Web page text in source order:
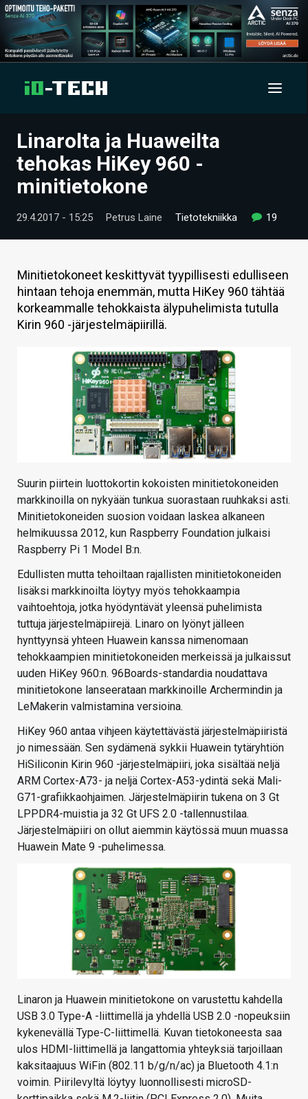
UUTISET
ARTIKKELIT
VIDEOT
TECHBBS
TIETOA
HINTA.FI
KAUPPA
VAIHDA TEEMA
Linarolta ja Huaweilta
tehokas HiKey 960 -
minitietokone
29.4.2017 - 15:25 Petrus Laine Tietotekniikka 19
Minitietokoneet keskittyvät tyypillisesti edulliseen
hintaan tehoja enemmän, mutta HiKey 960 tähtää
korkeammalle tehokkaista älypuhelimista tutulla
Kirin 960 -järjestelmäpiirillä.
Suurin piirtein luottokortin kokoisten minitietokoneiden
markkinoilla on nykyään tunkua suorastaan ruuhkaksi asti.
Minitietokoneiden suosion voidaan laskea alkaneen
helmikuussa 2012, kun Raspberry Foundation julkaisi
Raspberry Pi 1 Model B:n.
Edullisten mutta tehoiltaan rajallisten minitietokoneiden
lisäksi markkinoilta löytyy myös tehokkaampia
vaihtoehtoja, jotka hyödyntävät yleensä puhelimista
tuttuja järjestelmäpiirejä. Linaro on lyönyt jälleen
hynttyynsä yhteen Huawein kanssa nimenomaan
tehokkaampien minitietokoneiden merkeissä ja julkaissut
uuden HiKey 960:n. 96Boards-standardia noudattava
minitietokone lanseerataan markkinoille Archermindin ja
LeMakerin valmistamina versioina.
HiKey 960 antaa vihjeen käytettävästä järjestelmäpiiristä
jo nimessään. Sen sydämenä sykkii Huawein tytäryhtiön
HiSiliconin Kirin 960 -järjestelmäpiiri, joka sisältää neljä
ARM Cortex-A73- ja neljä Cortex-A53-ydintä sekä Mali-
G71-grafiikkaohjaimen. Järjestelmäpiirin tukena on 3 Gt
LPPDR4-muistia ja 32 Gt UFS 2.0 -tallennustilaa.
Järjestelmäpiiri on ollut aiemmin käytössä muun muassa
Huawein Mate 9 -puhelimessa.
Linaron ja Huawein minitietokone on varustettu kahdella
USB 3.0 Type-A -liittimellä ja yhdellä USB 2.0 -nopeuksiin
kykenevällä Type-C-liittimellä. Kuvan tietokoneesta saa
ulos HDMI-liittimellä ja langattomia yhteyksiä tarjoillaan
kaksitaajuus WiFin (802.11 b/g/n/ac) ja Bluetooth 4.1:n
voimin. Piirilevyltä löytyy luonnollisesti microSD-